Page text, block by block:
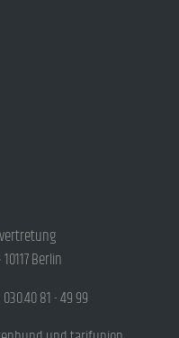
Berlin
81 - 49 99